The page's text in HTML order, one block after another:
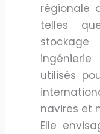
régionale
telles
utilisés
navires et
Elle